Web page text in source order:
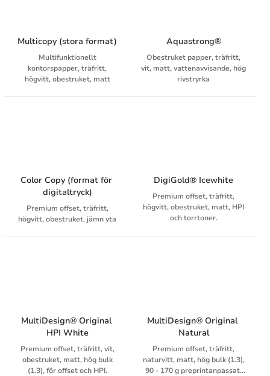
Multicopy (stora format)
Multifunktionellt
kontorspapper, träfritt,
högvitt, obestruket, matt
Aquastrong®
Obestruket papper, träfritt,
vit, matt, vattenavvisande, hög
rivstryrka
Color Copy (format för
digitaltryck)
Premium offset, träfritt,
högvitt, obestruket, jämn yta
DigiGold® Icewhite
Premium offset, träfritt,
högvitt, obestruket, matt, HPI
och torrtoner.
MultiDesign® Original
HPI White
Premium offset, träfritt, vit,
obestruket, matt, hög bulk
(1.3), för offset och HPI.
MultiDesign® Original
Natural
Premium offset, träfritt,
naturvitt, matt, hög bulk (1.3),
90 - 170 g preprintanpassat,